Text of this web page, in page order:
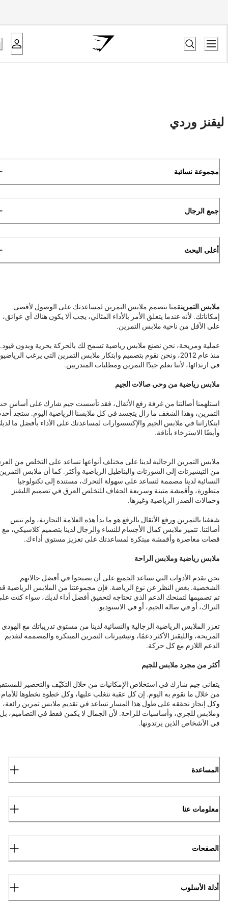
ليقنز وردي
مجموعة نسائية
جمع الرجال
أعلى البحث
ملابس التمرينقمنا بتصمم ملابس التمرين لمساعدتك على الوصول لأقصى
إمكاناتك. لأنه عندما يتعلق الأمر بالأداء المثالي، يجب ألا يكون هناك أي عوائق،
على الأقل من ناحية ملابس التمرين.
عملية ومريحة، نحن نصنع ملابس رياضية تسمح لك بالحركة بحرية وبدون قيود.
منذ عام 2012، ونحن نقوم بتصميم وابتكار ملابس التمرين التي يرغب
في ارتدائها، لأننا نعلم جيدًا التمرين ومطلبات المتدربين.
ملابس رياضية من وحي صالات الجيم
استلهمنا أصالتنا من غرفة رفع الأثقال، فقد تأسست جيم شارك على أساس
التمرين، وهذا الشغف ما زال يتجسد في كل ملابسنا الرياضية اليوم. ستجد
ابتكاراتنا في ملابس الجيم والإكسسوارات لمساعدتك على الأداء بأفضل ما
وأيضًا الاسترخاء بأناقة.
ملابس التمرين الرجالية لدينا على مختلف أنواعها تساعد على التخلص من
من التيشيرتات إلى الشورتات والبناطيل الرياضية وأكثر. كما أن ملابس
النسائية لدينا مصممة لتساعد على سهولة التحرك، مستندة إلى تكنولوجيا
متطورة، وأقمشة متينة وسريعة الجفاف للتخلص العرق في تصميم الليقنز
وحمالات الصدر الرياضية وغيرها.
شغفنا بالتمرين ورفع الأثقال بالرفع هو ما بدأ هذه العلامة التجارية، ولم ننس
أصالتنا. تتميز ملابس كمال الأجسام للنساء والرجال لدينا بتصميم كلاسيكي، مع
قصات معاصرة وأقمشة مبتكرة لمساعدتك على تعزيز مستوى أداءك.
ملابس رياضية وملابس الراحة
نحن نقدم الأدوات التي تساعد الجميع على أن يصبحوا في أفضل حالاتهم
الشخصية. بغض النظر عن نوع الرياضة. فإن مجموعتنا من الملابس الرياضية
تم تصميمها لتمنحك الدعم الذي تحتاجه لتحقيق أفضل أداء لديك، سواء كنت
التراك، أو في صالة الجيم، أو في الاستوديو.
تعزز الملابس الرياضية الرجالية والنسائية لدينا من مستوى تدريباتك مع الهودي
المريحة، والليقنز الأكثر دعمًا، وتيشيرتات التمرين المبتكرة والمصممة لتقديم
الدعم اللازم مع كل حركة.
أكثر من مجرد ملابس للجيم
يتفانى جيم شارك في استخلاص الإمكانيات من خلال التكيّف والتحضير
من خلال ما نقوم به اليوم. إن كل عقبة نتغلب عليها، وكل خطوة نخطوها
وكل إنجاز نحققه على طول هذا المسار تساعد في تقديم ملابس تمرين رائعة،
وملابس للجري، وأساسيات للراحة. لأن الجمال لا يكمن فقط في التصاميم، بل
في الأشخاص الذين يرتدونها.
المساعدة
معلومات عنا
الصفحات
أدلة الأسلوب